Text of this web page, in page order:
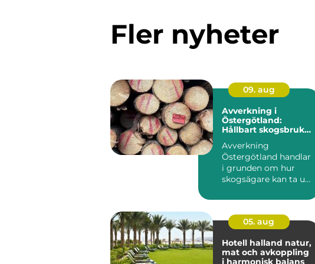
Fler nyheter
09. aug
Avverkning i
Östergötland:
Hållbart skogsbruk
Avverkning
Östergötland handlar
i grunden om hur
skogsägare kan ta ut
05. aug
Hotell halland natur,
mat och avkoppling
i harmonisk balans